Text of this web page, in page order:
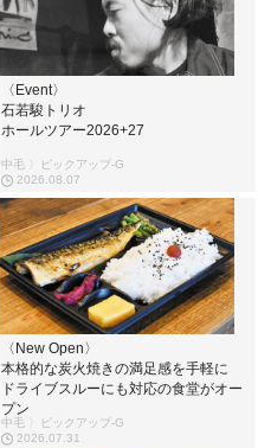
〈Event〉
石若駿トリオ
ホールツアー2026+27
中毛 〉ピックアップ-G
2026.08.07
〈New Open〉
本格的な炭火焼きの満足感を手軽に
ドライブスルーにも対応の食堂がオー
プン
中毛 〉ピックアップ-G
2026.07.31